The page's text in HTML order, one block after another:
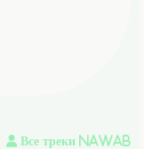
Все треки Nawab